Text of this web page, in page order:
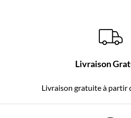
Livraison
Livraison gratuite à partir